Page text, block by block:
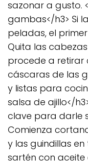
sazonar a gusto.
gambas</h3> Si
peladas, el
Quita las
procede a retirar
cáscaras de las
y listas para
salsa de ajillo</
clave para darle
Comienza
y las guindillas
sartén con aceite